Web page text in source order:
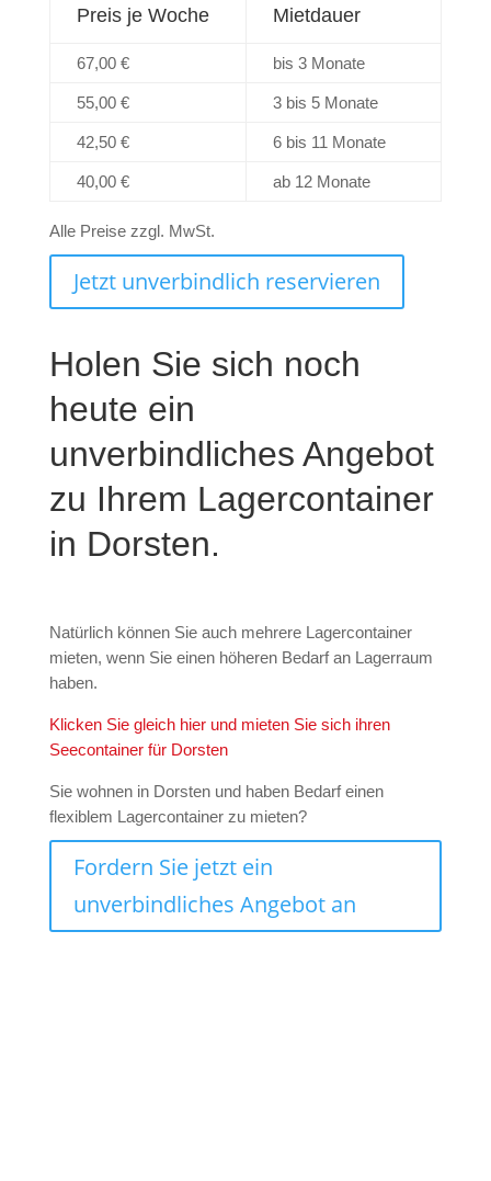
Preis je Woche Mietdauer
67,00 € bis 3 Monate
55,00 € 3 bis 5 Monate
42,50 € 6 bis 11 Monate
40,00 € ab 12 Monate
Alle Preise zzgl. MwSt.
Jetzt unverbindlich reservieren
Holen Sie sich noch
heute ein
unverbindliches Angebot
zu Ihrem Lagercontainer
in Dorsten.
Natürlich können Sie auch mehrere Lagercontainer
mieten, wenn Sie einen höheren Bedarf an Lagerraum
haben.
Klicken Sie gleich hier und mieten Sie sich ihren
Seecontainer für Dorsten
Sie wohnen in Dorsten und haben Bedarf einen
flexiblem Lagercontainer zu mieten?
Fordern Sie jetzt ein
unverbindliches Angebot an